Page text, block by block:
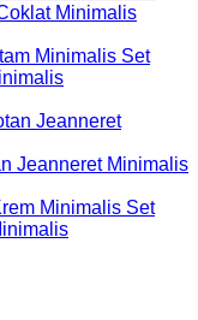
Minimalis
Set
Jeanneret Minimalis
Set